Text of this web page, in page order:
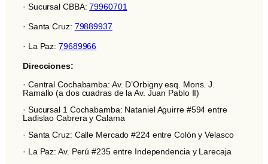
· Sucursal CBBA:79960701
· Santa Cruz: 79889937
· La Paz:79689966
Direcciones:
· Central Cochabamba: Av. D’Orbigny esq. Mons. J.
Ramallo (a dos cuadras de la Av. Juan Pablo II)
· Sucursal 1 Cochabamba: Nataniel Aguirre #594 entre
Ladislao Cabrera y Calama
· Santa Cruz: Calle Mercado #224 entre Colón y Velasco
· La Paz: Av. Perú #235 entre Independencia y Larecaja